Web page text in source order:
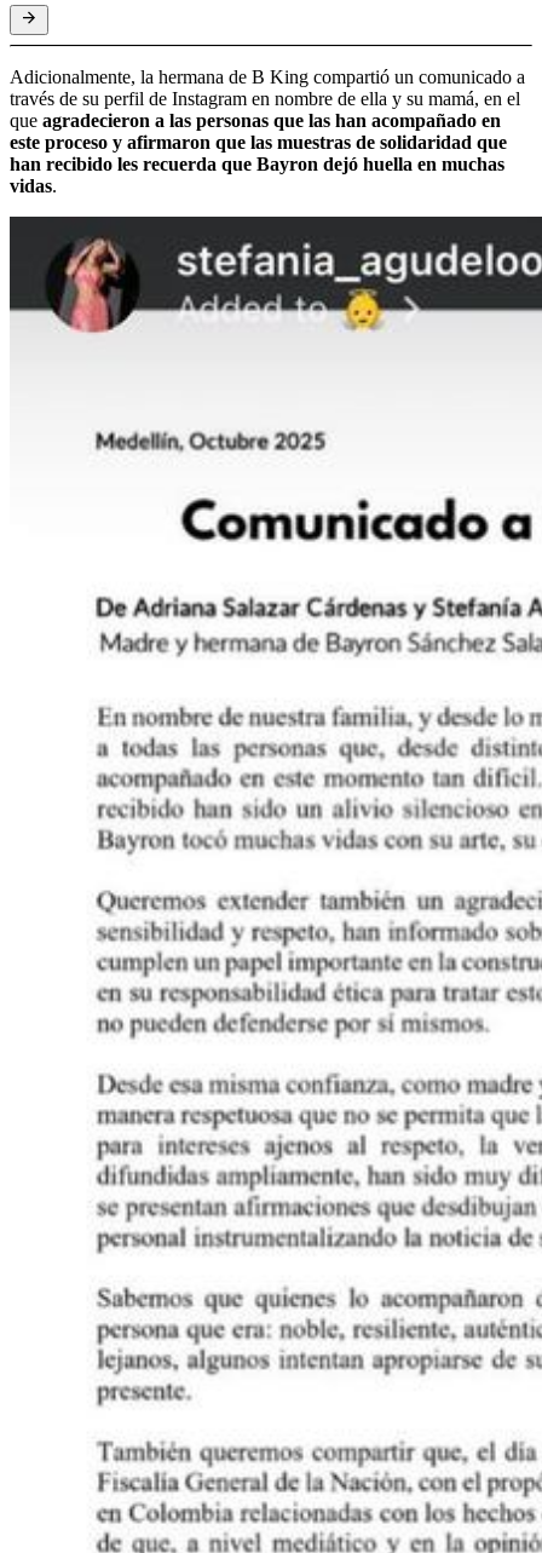
Adicionalmente, la hermana de B King compartió un comunicado a
través de su perfil de Instagram en nombre de ella y su mamá, en el
que agradecieron a las personas que las han acompañado en
este proceso y afirmaron que las muestras de solidaridad que
han recibido les recuerda que Bayron dejó huella en muchas
vidas.